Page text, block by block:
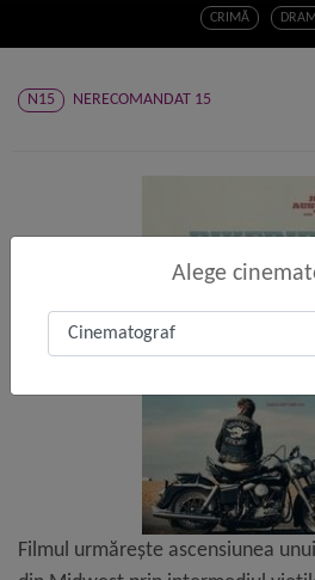
CRIMĂ
N15
NERECOMANDAT 15
Filmul urmărește ascensiunea
Alege